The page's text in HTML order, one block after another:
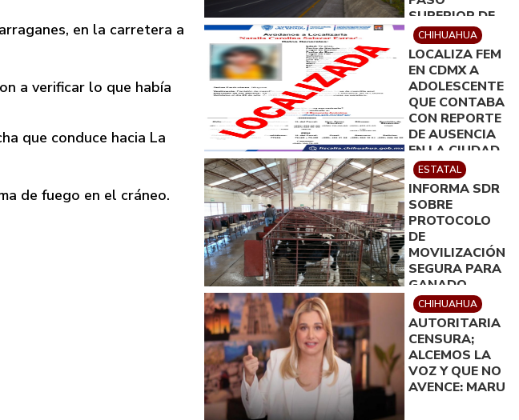
en la carretera a
a verificar lo que había
que conduce hacia La
de fuego en el cráneo.
SUPERIOR DE
ALDAMA Y
FUERZA AÉREA
CHIHUAHUA
LOCALIZA FEM
EN CDMX A
ADOLESCENTE
QUE CONTABA
CON REPORTE
DE AUSENCIA
EN LA CIUDAD
DE
CHIHUAHUA
ESTATAL
INFORMA SDR
SOBRE
PROTOCOLO
DE
MOVILIZACIÓN
SEGURA PARA
GANADO
ENTRE ZONAS
AFECTADAS Y
LIMPIAS
CHIHUAHUA
AUTORITARIA
CENSURA;
ALCEMOS LA
VOZ Y QUE NO
AVENCE: MARU